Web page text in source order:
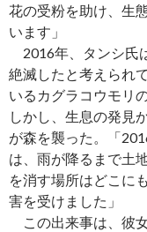
花の受粉を助け、生
います」
2016年、タンシ氏
絶滅したと考えられ
いるカグラコウモリ
しかし、生息の発見
が森を襲った。「
は、雨が降るまで土
を消す場所はどこに
害を受けました」
この出来事は、彼